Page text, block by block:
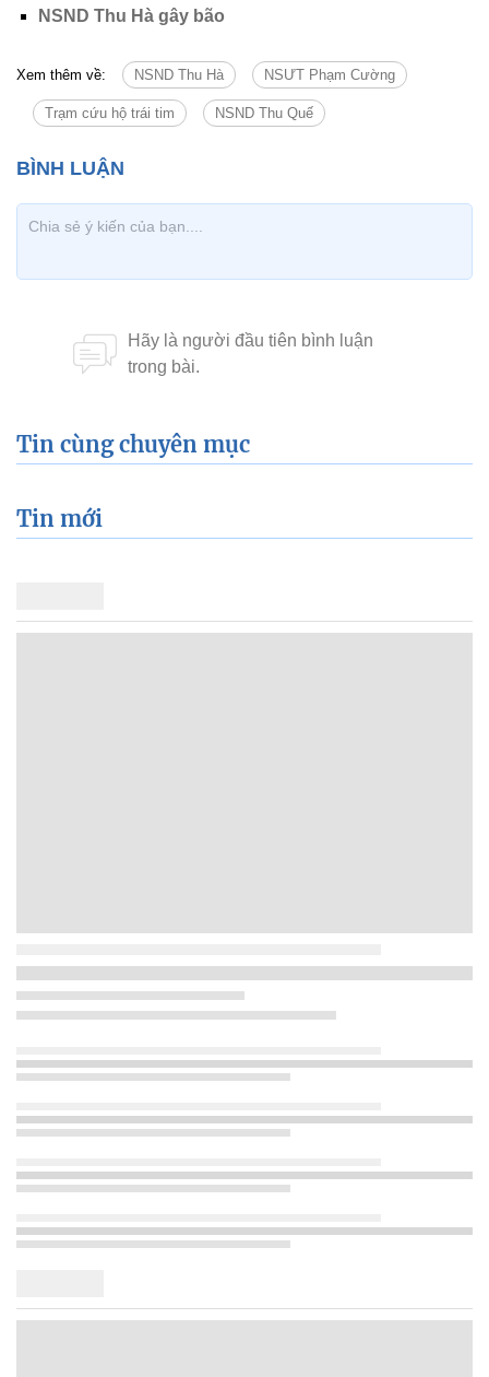
NSND Thu Hà gây bão
Xem thêm về: NSND Thu Hà NSƯT Phạm Cường
Trạm cứu hộ trái tim NSND Thu Quế
Tin cùng chuyên mục
Tin mới